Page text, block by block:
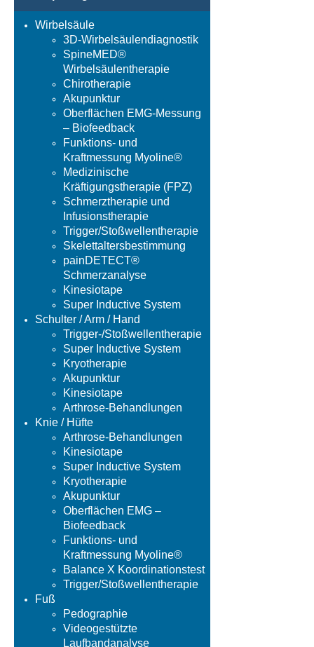
Wirbelsäule
3D-Wirbelsäulendiagnostik
SpineMED®
Wirbelsäulentherapie
Chirotherapie
Akupunktur
Oberflächen EMG-Messung
– Biofeedback
Funktions- und
Kraftmessung Myoline®
Medizinische
Kräftigungstherapie (FPZ)
Schmerztherapie und
Infusionstherapie
Trigger/Stoßwellentherapie
Skelettaltersbestimmung
painDETECT®
Schmerzanalyse
Kinesiotape
Super Inductive System
Schulter / Arm / Hand
Trigger-/Stoßwellentherapie
Super Inductive System
Kryotherapie
Akupunktur
Kinesiotape
Arthrose-Behandlungen
Knie / Hüfte
Arthrose-Behandlungen
Kinesiotape
Super Inductive System
Kryotherapie
Akupunktur
Oberflächen EMG –
Biofeedback
Funktions- und
Kraftmessung Myoline®
Balance X Koordinationstest
Trigger/Stoßwellentherapie
Fuß
Pedographie
Videogestützte
Laufbandanalyse